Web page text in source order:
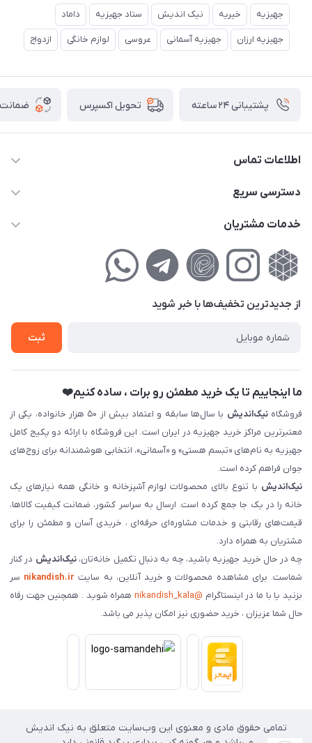
جهیزیه خیریه نیک اندیش ستاد جهیزیه داماد
جهیزیه ارزان جهیزیه آسمانی عروسی لوازم خانگی ازدواج
پشتیبانی ۲۴ ساعته تحویل اکسپرس ضمانت
اطلاعات تماس
02177111474
کوچه گلریز 4 غربی ، پلاک 13
دسترسی سریع
حساب کاربری
لیست محصولات
خدمات مشتریان
راهنمای‌خرید‌آنلاین
حریم خصوصی
فروش‌اقساطی
از جدید‌ترین تخفیف‌ها با‌ خبر شوید
ثبت
ما اینجاییم تا یک خرید مطمئن رو برات ، ساده کنیم❤️
فروشگاهنیک‌اندیش
با سال‌ها سابقه و اعتماد بیش از ۵۰ هزار خانواده، یکی از
معتبرترین مراکز خرید جهیزیه در ایران است. این فروشگاه با ارائه دو پکیج کامل
جهیزیه به نام‌های «تبسم هستی» و «آسمانی»، انتخابی هوشمندانه برای زوج‌های
جوان فراهم کرده است.
نیک‌اندیش با تنوع بالای محصولات لوازم آشپزخانه و خانگی همه نیازهای یک
خانه را در یک جا جمع کرده است. ارسال به سراسر کشور، ضمانت کیفیت کالاها،
قیمت‌های رقابتی و خدمات مشاوره‌ای حرفه‌ای ، خریدی آسان و مطمئن را برای
مشتریان به همراه دارد.
چه در حال خرید جهیزیه باشید، چه به دنبال تکمیل خانه‌تان،نیک‌اندیش در کنار
شماست. برای مشاهده محصولات و خرید آنلاین، به سایت nikandish.ir سر
بزنید یا با ما در اینستاگرام @nikandish_kala
همراه شوید . همچنین جهت رفاه
حال شما عزیزان ، خرید حضوری نیز امکان پذیر می باشد.
تمامی حقوق مادی و معنوی این وب‌سایت متعلق به نیک اندیش